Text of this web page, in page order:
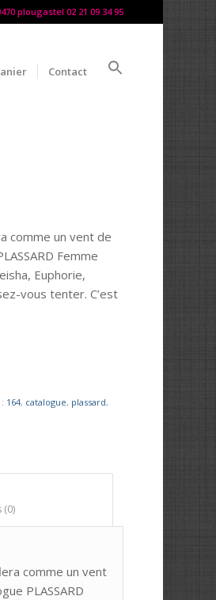
plougastel 02 21 09 34 95
Contact
comme un vent de
Femme
Euphorie,
vous tenter. C’est
164, catalogue, plassard,
comme un vent
PLASSARD